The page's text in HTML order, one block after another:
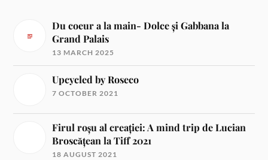
Du coeur a la main- Dolce și Gabbana la
Grand Palais
13 MARCH 2025
Upcycled by Roseco
7 OCTOBER 2021
Firul roșu al creației: A mind trip de Lucian
Broscățean la Tiff 2021
18 AUGUST 2021